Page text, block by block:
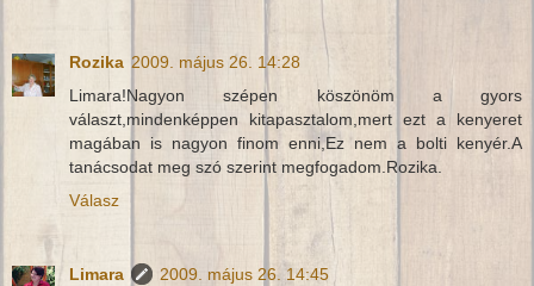
Rozika 2009. május 26. 14:28
Limara!Nagyon szépen köszönöm a gyors
választ,mindenképpen kitapasztalom,mert ezt a kenyeret
magában is nagyon finom enni,Ez nem a bolti kenyér.A
tanácsodat meg szó szerint megfogadom.Rozika.
Válasz
Limara
2009. május 26. 14:45